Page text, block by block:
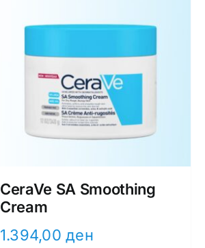
CeraVe SA Smoothing
Cream
1.394,00ден